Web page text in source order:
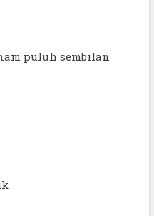
puluh sembilan